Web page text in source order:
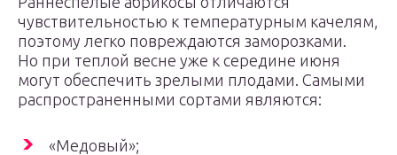
чувствительностью к температурным качелям,
поэтому легко повреждаются заморозками.
Но при теплой весне уже к середине июня
могут обеспечить зрелыми плодами. Самыми
распространенными сортами являются:
«Медовый»;